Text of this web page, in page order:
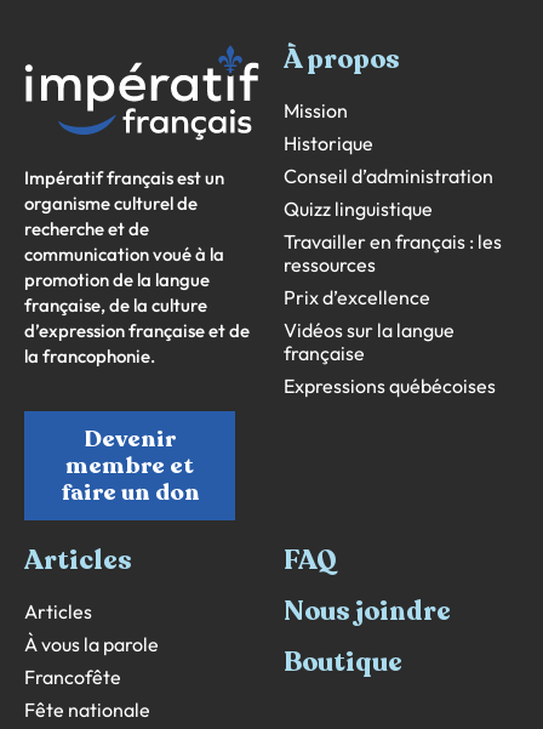
Impératif français est un
organisme culturel de
recherche et de
communication voué à la
promotion de la langue
française, de la culture
d’expression française et de
la francophonie.
Devenir
membre et
faire un don
À propos
Mission
Historique
Conseil d’administration
Quizz linguistique
Travailler en français : les
ressources
Prix d’excellence
Vidéos sur la langue
française
Expressions québécoises
Articles
Articles
À vous la parole
Francofête
Fête nationale
FAQ
Nous joindre
Boutique